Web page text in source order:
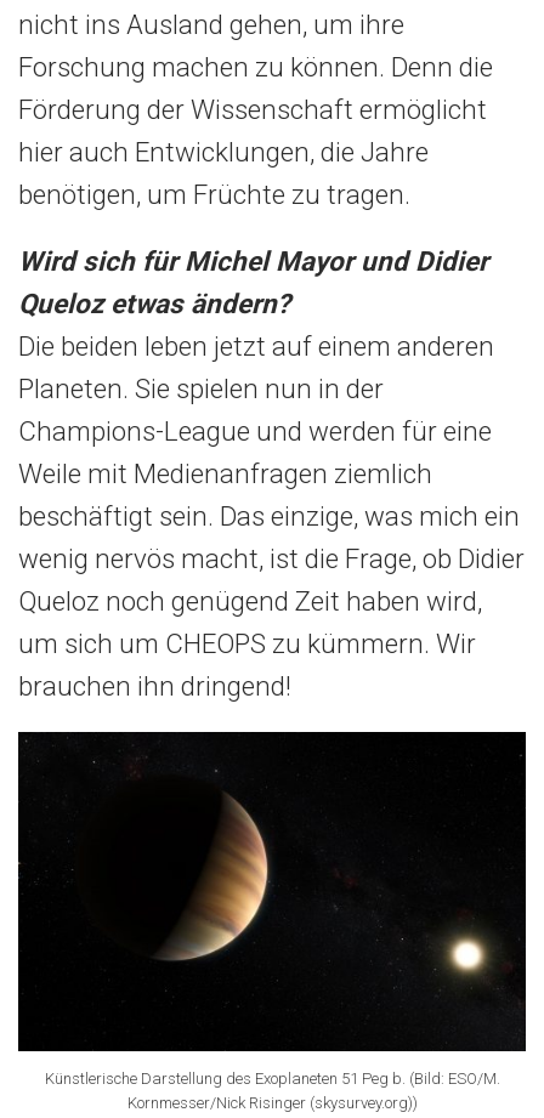
nicht ins Ausland gehen, um ihre
Forschung machen zu können. Denn die
Förderung der Wissenschaft ermöglicht
hier auch Entwicklungen, die Jahre
benötigen, um Früchte zu tragen.
Wird sich für Michel Mayor und Didier
Queloz etwas ändern?
Die beiden leben jetzt auf einem anderen
Planeten. Sie spielen nun in der
Champions-League und werden für eine
Weile mit Medienanfragen ziemlich
beschäftigt sein. Das einzige, was mich ein
wenig nervös macht, ist die Frage, ob Didier
Queloz noch genügend Zeit haben wird,
um sich um CHEOPS zu kümmern. Wir
brauchen ihn dringend!
Künstlerische Darstellung des Exoplaneten 51 Peg b. (Bild: ESO/M.
Kornmesser/Nick Risinger (skysurvey.org))